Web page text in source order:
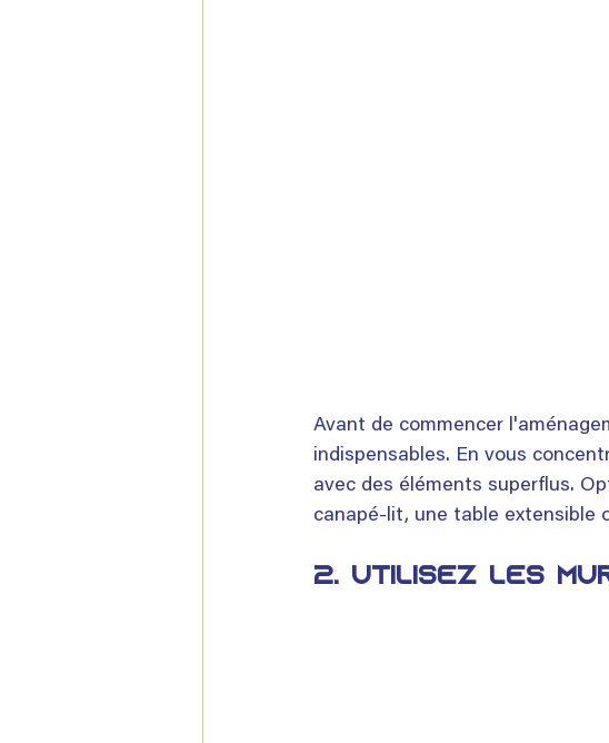
Avant de commencer
indispensables. En vous
avec des éléments superflus.
canapé-lit, une table extensible
2. Utilisez les